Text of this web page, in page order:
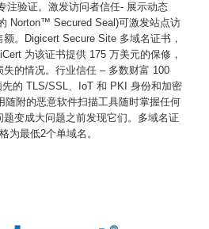
注验证。激发访问者信任- 展示动态
Norton™ Secured Seal)可激发站点访
。
Digicert Secure Site 多域名证书，
为该证书提供 175 万美元的保修，
失的情况。行业信任 – 多数财富 100
的 TLS/SSL、IoT 和 PKI 身份和加密
随附的恶意软件扫描工具随时掌握任何
变成大问题之前发现它们。 多域名证
为最低2个单域名。